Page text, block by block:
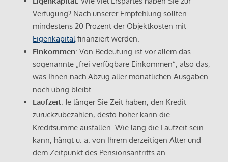
Verfügung? Nach unserer Empfehlung sollten
mindestens 20 Prozent der Objektkosten mit
Eigenkapital finanziert werden.
Einkommen: Von Bedeutung ist vor allem das
sogenannte „frei verfügbare Einkommen“, also das,
was Ihnen nach Abzug aller monatlichen Ausgaben
noch übrig bleibt.
Laufzeit: Je länger Sie Zeit haben, den Kredit
zurückzubezahlen, desto höher kann die
Kreditsumme ausfallen. Wie lang die Laufzeit sein
kann, hängt u. a. von Ihrem derzeitigen Alter und
dem Zeitpunkt des Pensionsantritts an.